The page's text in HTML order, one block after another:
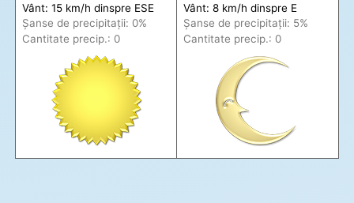
Vânt: 15 km/h dinspre ESE
Șanse de precipitații: 0%
Cantitate precip.: 0
Vânt: 8 km/h dinspre E
Șanse de precipitații: 5%
Cantitate precip.: 0